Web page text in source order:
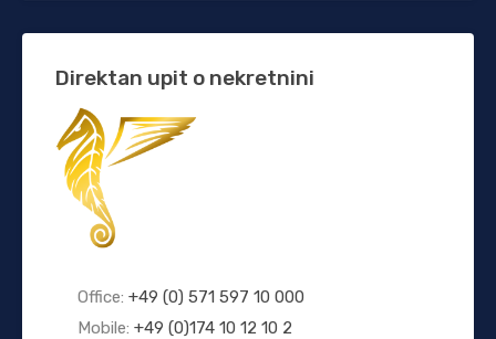
Direktan upit o nekretnini
Office: +49 (0) 571 597 10 000
Mobile: +49 (0)174 10 12 10 2